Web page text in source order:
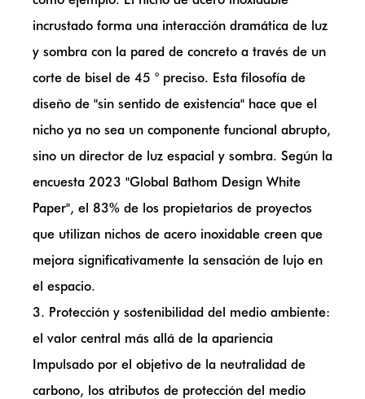
incrustado forma una interacción dramática de luz
y sombra con la pared de concreto a través de un
corte de bisel de 45 ° preciso. Esta filosofía de
diseño de "sin sentido de existencia" hace que el
nicho ya no sea un componente funcional abrupto,
sino un director de luz espacial y sombra. Según la
encuesta 2023 "Global Bathom Design White
Paper", el 83% de los propietarios de proyectos
que utilizan nichos de acero inoxidable creen que
mejora significativamente la sensación de lujo en
el espacio.
3. Protección y sostenibilidad del medio ambiente:
el valor central más allá de la apariencia
Impulsado por el objetivo de la neutralidad de
carbono, los atributos de protección del medio